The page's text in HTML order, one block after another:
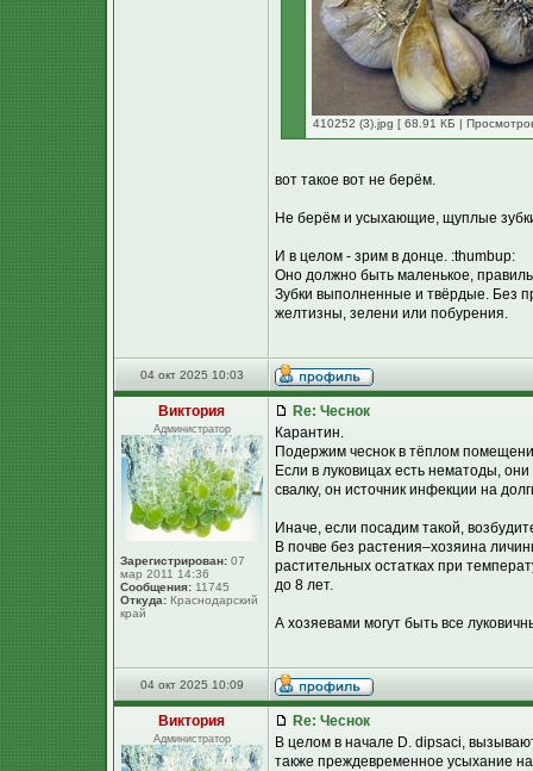
410252 (3).jpg [ 68.91 КБ |
вот такое вот не берём.
Не берём и усыхающие, щуплые
И в целом - зрим в донце. :thumbup:
Оно должно быть маленькое,
Зубки выполненные и твёрдые. Без
желтизны, зелени или побурения.
04 окт 2025 10:03
Виктория
Администратор
Зарегистрирован: 07
мар 2011 14:36
Сообщения: 11745
Откуда: Краснодарский
край
Re: Чеснок
Карантин.
Подержим чеснок в тёплом
Если в луковицах есть нематоды,
свалку, он источник инфекции на
Иначе, если посадим такой,
В почве без растения–хозяина
растительных остатках при
до 8 лет.
А хозяевами могут быть все
04 окт 2025 10:09
Виктория
Администратор
Re: Чеснок
В целом в начале D. dipsaci,
также преждевременное усыхание